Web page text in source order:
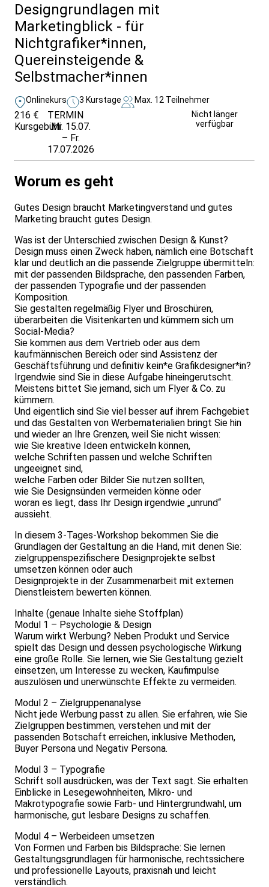
Designgrundlagen mit
Marketingblick - für
Nichtgrafiker*innen,
Quereinsteigende &
Selbstmacher*innen
Onlinekurs 3 Kurstage Max. 12 Teilnehmer
216 €
Kursgebühr
TERMIN
Mi. 15.07.
– Fr.
17.07.2026
Nicht länger
verfügbar
Worum es geht
Gutes Design braucht Marketingverstand und gutes
Marketing braucht gutes Design.
Was ist der Unterschied zwischen Design & Kunst?
Design muss einen Zweck haben, nämlich eine Botschaft
klar und deutlich an die passende Zielgruppe übermitteln:
mit der passenden Bildsprache, den passenden Farben,
der passenden Typografie und der passenden
Komposition.
Sie gestalten regelmäßig Flyer und Broschüren,
überarbeiten die Visitenkarten und kümmern sich um
Social-Media?
Sie kommen aus dem Vertrieb oder aus dem
kaufmännischen Bereich oder sind Assistenz der
Geschäftsführung und definitiv kein*e Grafikdesigner*in?
Irgendwie sind Sie in diese Aufgabe hineingerutscht.
Meistens bittet Sie jemand, sich um Flyer & Co. zu
kümmern.
Und eigentlich sind Sie viel besser auf ihrem Fachgebiet
und das Gestalten von Werbematerialien bringt Sie hin
und wieder an Ihre Grenzen, weil Sie nicht wissen:
wie Sie kreative Ideen entwickeln können,
welche Schriften passen und welche Schriften
ungeeignet sind,
welche Farben oder Bilder Sie nutzen sollten,
wie Sie Designsünden vermeiden könne oder
woran es liegt, dass Ihr Design irgendwie „unrund“
aussieht.
In diesem 3-Tages-Workshop bekommen Sie die
Grundlagen der Gestaltung an die Hand, mit denen Sie:
zielgruppenspezifischere Designprojekte selbst
umsetzen können oder auch
Designprojekte in der Zusammenarbeit mit externen
Dienstleistern bewerten können.
Inhalte (genaue Inhalte siehe Stoffplan)
Modul 1 – Psychologie & Design
Warum wirkt Werbung? Neben Produkt und Service
spielt das Design und dessen psychologische Wirkung
eine große Rolle. Sie lernen, wie Sie Gestaltung gezielt
einsetzen, um Interesse zu wecken, Kaufimpulse
auszulösen und unerwünschte Effekte zu vermeiden.
Modul 2 – Zielgruppenanalyse
Nicht jede Werbung passt zu allen. Sie erfahren, wie Sie
Zielgruppen bestimmen, verstehen und mit der
passenden Botschaft erreichen, inklusive Methoden,
Buyer Persona und Negativ Persona.
Modul 3 – Typografie
Schrift soll ausdrücken, was der Text sagt. Sie erhalten
Einblicke in Lesegewohnheiten, Mikro- und
Makrotypografie sowie Farb- und Hintergrundwahl, um
harmonische, gut lesbare Designs zu schaffen.
Modul 4 – Werbeideen umsetzen
Von Formen und Farben bis Bildsprache: Sie lernen
Gestaltungsgrundlagen für harmonische, rechtssichere
und professionelle Layouts, praxisnah und leicht
verständlich.